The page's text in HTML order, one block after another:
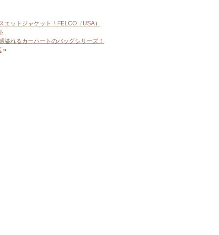
ットジャケット！FELCO（USA）
れるカーハートのバッグシリーズ！
»